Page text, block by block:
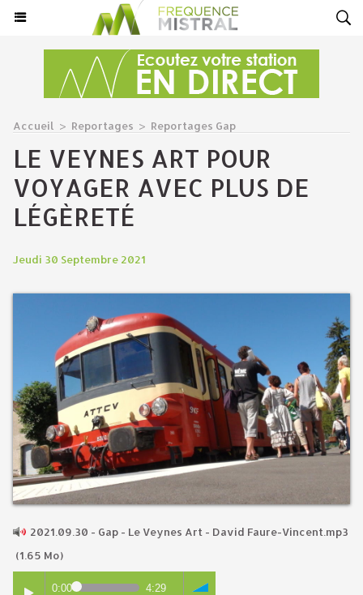
Accueil > Reportages > Reportages Gap
LE VEYNES ART POUR
VOYAGER AVEC PLUS DE
LÉGÈRETÉ
Jeudi 30 Septembre 2021
2021.09.30 - Gap - Le Veynes Art - David Faure-Vincent.mp3
(1.65 Mo)
0:00 4:29